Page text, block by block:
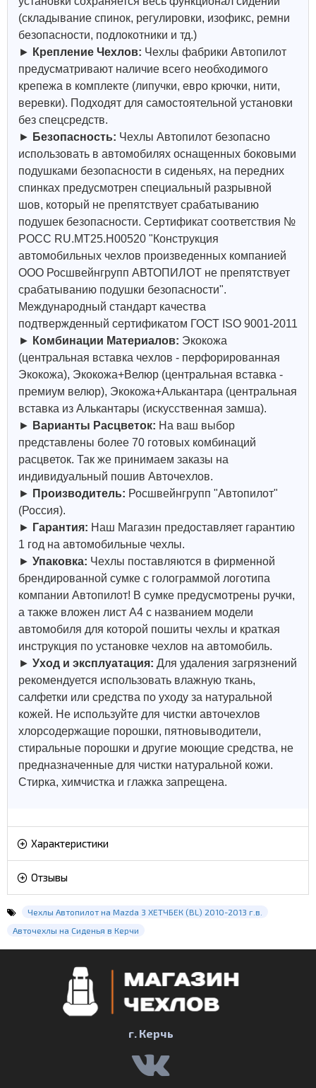
(складывание спинок, регулировки, изофикс, ремни
безопасности, подлокотники и тд.)
► Крепление Чехлов: Чехлы фабрики Автопилот
предусматривают наличие всего необходимого
крепежа в комплекте (липучки, евро крючки, нити,
веревки). Подходят для самостоятельной установки
без спецсредств.
► Безопасность: Чехлы Автопилот безопасно
использовать в автомобилях оснащенных боковыми
подушками безопасности в сиденьях, на передних
спинках предусмотрен специальный разрывной
шов, который не препятствует срабатыванию
подушек безопасности. Сертификат соответствия №
РОСС RU.МТ25.Н00520 "Конструкция
автомобильных чехлов произведенных компанией
ООО Росшвейнгрупп АВТОПИЛОТ не препятствует
срабатыванию подушки безопасности".
Международный стандарт качества
подтвержденный сертификатом ГОСТ ISO 9001-2011
► Комбинации Материалов: Экокожа
(центральная вставка чехлов - перфорированная
Экокожа), Экокожа+Велюр (центральная вставка -
премиум велюр), Экокожа+Алькантара (центральная
вставка из Алькантары (искусственная замша).
► Варианты Расцветок: На ваш выбор
представлены более 70 готовых комбинаций
расцветок. Так же принимаем заказы на
индивидуальный пошив Авточехлов.
► Производитель: Росшвейнгрупп "Автопилот"
(Россия).
► Гарантия: Наш Магазин предоставляет гарантию
1 год на автомобильные чехлы.
► Упаковка: Чехлы поставляются в фирменной
брендированной сумке с голограммой логотипа
компании Автопилот! В сумке предусмотрены ручки,
а также вложен лист А4 с названием модели
автомобиля для которой пошиты чехлы и краткая
инструкция по установке чехлов на автомобиль.
► Уход и эксплуатация: Для удаления загрязнений
рекомендуется использовать влажную ткань,
салфетки или средства по уходу за натуральной
кожей. Не используйте для чистки авточехлов
хлорсодержащие порошки, пятновыводители,
стиральные порошки и другие моющие средства, не
предназначенные для чистки натуральной кожи.
Стирка, химчистка и глажка запрещена.
Характеристики
Отзывы
Чехлы Автопилот на Mazda 3 ХЕТЧБЕК (BL) 2010-2013 г.в.
Авточехлы на Сиденья в Керчи
г. Керчь